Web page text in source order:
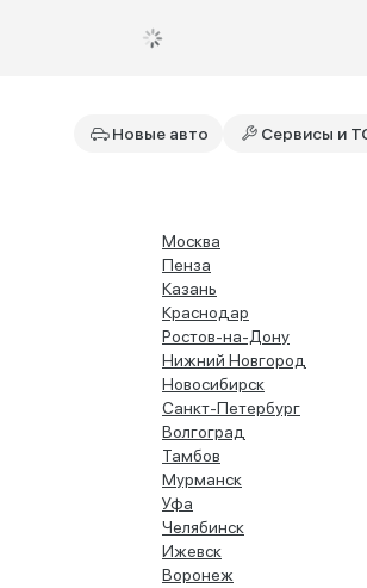
Новые авто Сервисы и
Москва
Пенза
Казань
Краснодар
Ростов-на-Дону
Нижний Новгород
Новосибирск
Санкт-Петербург
Волгоград
Тамбов
Мурманск
Уфа
Челябинск
Ижевск
Воронеж